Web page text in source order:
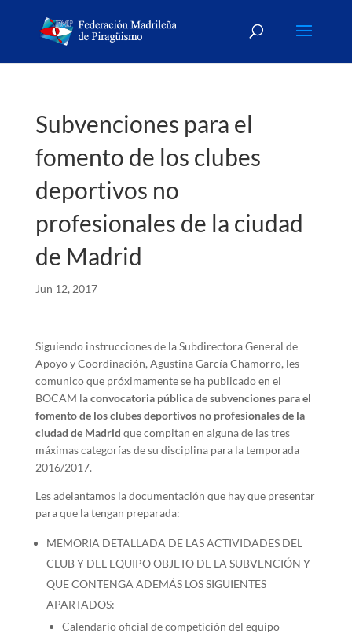
Subvenciones para el
fomento de los clubes
deportivos no
profesionales de la ciudad
de Madrid
Jun 12, 2017
Siguiendo instrucciones de la Subdirectora General de
Apoyo y Coordinación, Agustina García Chamorro, les
comunico que próximamente se ha publicado en el
BOCAM laconvocatoria pública de subvenciones para el
fomento de los clubes deportivos no profesionales de la
ciudad de Madrid que compitan en alguna de las tres
máximas categorías de su disciplina para la temporada
2016/2017.
Les adelantamos la documentación que hay que presentar
para que la tengan preparada:
MEMORIA DETALLADA DE LAS ACTIVIDADES DEL
CLUB Y DEL EQUIPO OBJETO DE LA SUBVENCIÓN Y
QUE CONTENGA ADEMÁS LOS SIGUIENTES
APARTADOS:
Calendario oficial de competición del equipo